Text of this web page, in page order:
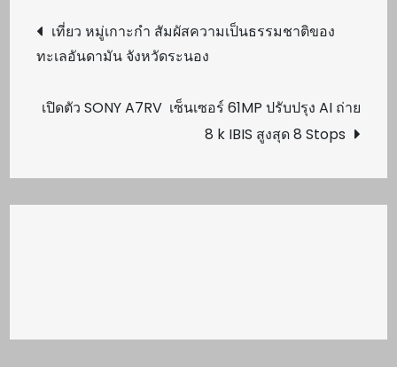
Post
navigation
เที่ยว หมู่เกาะกำ สัมผัสความเป็นธรรมชาติของ
ทะเลอันดามัน จังหวัดระนอง
เปิดตัว SONY A7RV เซ็นเซอร์ 61MP ปรับปรุง AI ถ่าย
8 k IBIS สูงสุด 8 Stops